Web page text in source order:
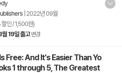
2022년 09월
할인 / 1,500원)
월 19일 출고 변경
Free: And It's Easier Than Yo
1 through 5, The Greatest